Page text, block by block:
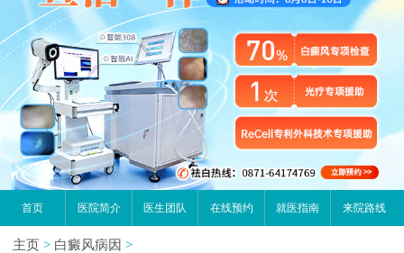
首页 医院简介 医生团队 在线预约 就医指南 来院路线
主页 > 白癜风病因 >